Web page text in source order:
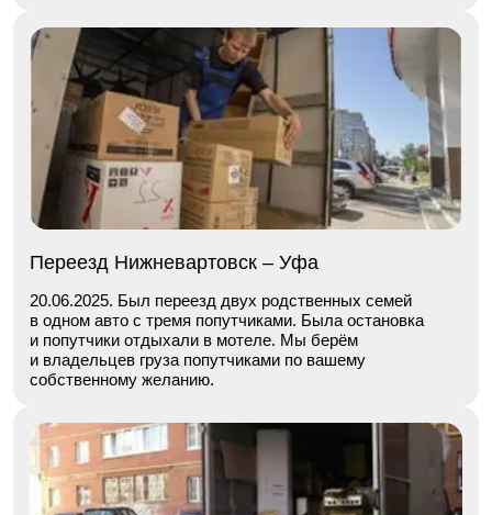
Переезд Нижневартовск – Уфа
20.06.2025. Был переезд двух родственных семей
в одном авто с тремя попутчиками. Была остановка
и попутчики отдыхали в мотеле. Мы берём
и владельцев груза попутчиками по вашему
собственному желанию.